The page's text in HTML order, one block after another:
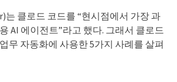
는 클로드 코드를 “현시점에서 가장 과
AI 에이전트”라고 했다. 그래서 클로드
무 자동화에 사용한 5가지 사례를 살펴